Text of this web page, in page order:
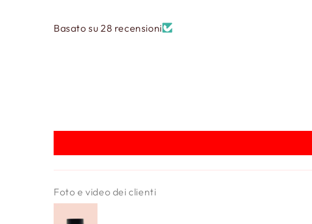
Basato su 28 recensioni
Foto e video dei clienti